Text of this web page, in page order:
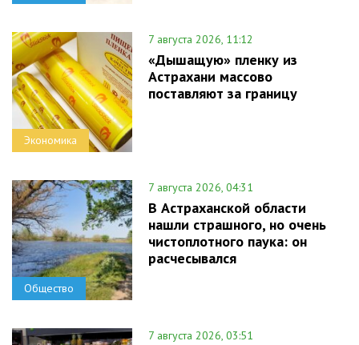
Экономика
7 августа 2026, 11:12
«Дышащую» пленку из
Астрахани массово
поставляют за границу
Общество
7 августа 2026, 04:31
В Астраханской области
нашли страшного, но очень
чистоплотного паука: он
расчесывался
7 августа 2026, 03:51